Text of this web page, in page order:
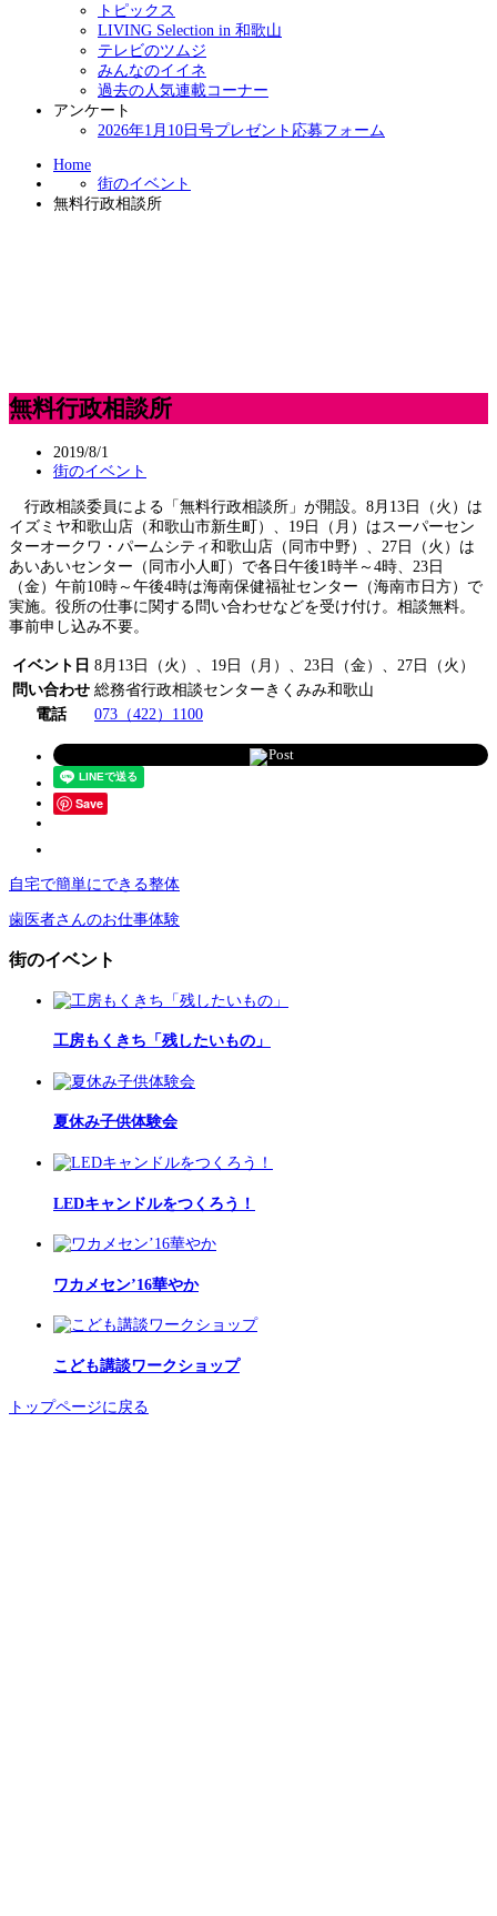
トピックス
LIVING Selection in 和歌山
テレビのツムジ
みんなのイイネ
過去の人気連載コーナー
アンケート
2026年1月10日号プレゼント応募フォーム
Home
街のイベント
無料行政相談所
無料行政相談所
2019/8/1
街のイベント
行政相談委員による「無料行政相談所」が開設。8月13日（火）は
イズミヤ和歌山店（和歌山市新生町）、19日（月）はスーパーセン
ターオークワ・パームシティ和歌山店（同市中野）、27日（火）は
あいあいセンター（同市小人町）で各日午後1時半～4時、23日
（金）午前10時～午後4時は海南保健福祉センター（海南市日方）で
実施。役所の仕事に関する問い合わせなどを受け付け。相談無料。
事前申し込み不要。
イベント日 8月13日（火）、19日（月）、23日（金）、27日（火）
問い合わせ 総務省行政相談センターきくみみ和歌山
電話
073（422）1100
Post
Save
自宅で簡単にできる整体
歯医者さんのお仕事体験
街のイベント
工房もくきち「残したいもの」
夏休み子供体験会
LEDキャンドルをつくろう！
ワカメセン’16華やか
こども講談ワークショップ
トップページに戻る